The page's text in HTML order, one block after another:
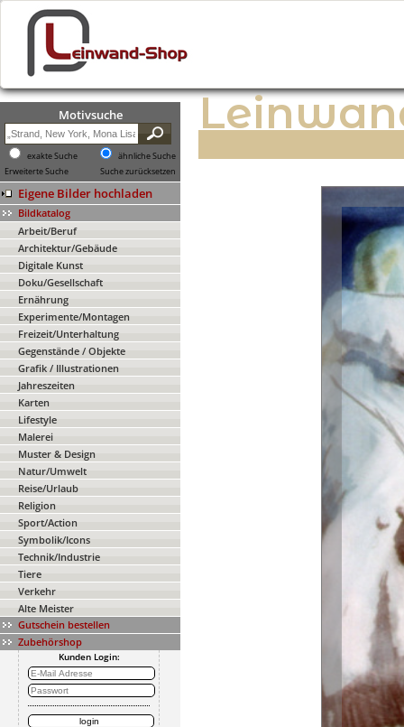
Motivsuche
exakte Suche
ähnliche Suche
Erweiterte Suche
Suche zurücksetzen
Eigene Bilder hochladen
Bildkatalog
Arbeit/Beruf
Architektur/Gebäude
Digitale Kunst
Doku/Gesellschaft
Ernährung
Experimente/Montagen
Freizeit/Unterhaltung
Gegenstände / Objekte
Grafik / Illustrationen
Jahreszeiten
Karten
Lifestyle
Malerei
Muster & Design
Natur/Umwelt
Reise/Urlaub
Religion
Sport/Action
Symbolik/Icons
Technik/Industrie
Tiere
Verkehr
Alte Meister
Gutschein bestellen
Zubehörshop
Kunden Login: